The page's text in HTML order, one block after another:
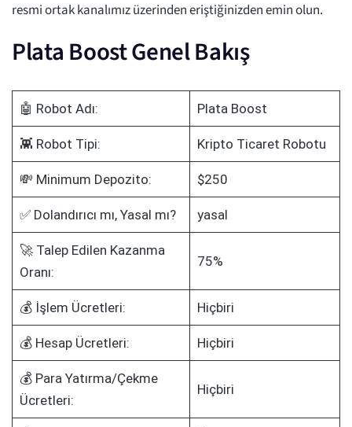
resmi ortak kanalımız üzerinden eriştiğinizden emin olun.
Plata Boost Genel Bakış
🤖 Robot Adı: Plata Boost
👾 Robot Tipi: Kripto Ticaret Robotu
💸 Minimum Depozito: $250
✅ Dolandırıcı mı, Yasal mı? yasal
🚀 Talep Edilen Kazanma
Oranı:
75%
💰 İşlem Ücretleri: Hiçbiri
💰 Hesap Ücretleri: Hiçbiri
💰 Para Yatırma/Çekme
Ücretleri:
Hiçbiri